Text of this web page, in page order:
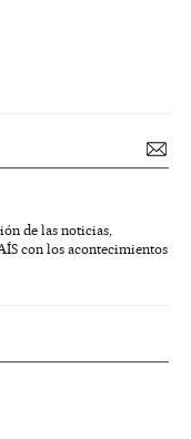
de las noticias,
con los acontecimientos